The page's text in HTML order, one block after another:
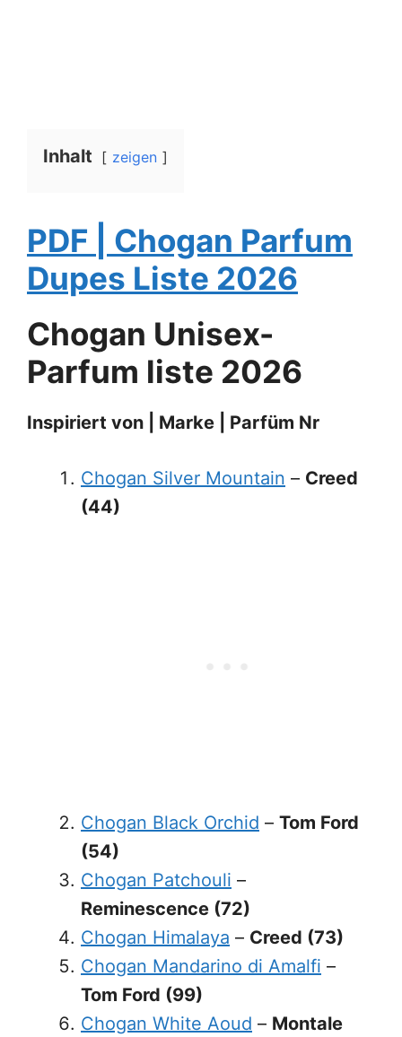
Inhalt zeigen
PDF | Chogan Parfum
Dupes Liste 2026
Chogan Unisex-
Parfum liste 2026
Inspiriert von | Marke | Parfüm Nr
Chogan Silver Mountain – Creed
(44)
Chogan Black Orchid – Tom Ford
(54)
Chogan Patchouli –
Reminescence (72)
Chogan Himalaya – Creed (73)
Chogan Mandarino di Amalfi –
Tom Ford (99)
Chogan White Aoud – Montale